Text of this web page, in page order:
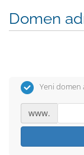
Domen
Yeni domen
www.